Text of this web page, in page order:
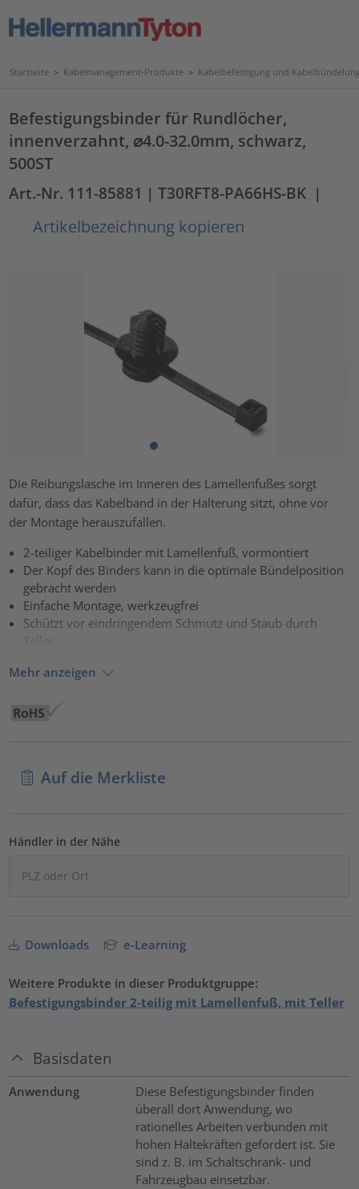
Startseite > Kabelmanagement-Produkte > Kabelbefestigung und
Befestigungsbinder für Rundlöcher,
innenverzahnt, ⌀4.0-32.0mm, schwarz,
500ST
Art.-Nr. 111-85881 | T30RFT8-PA66HS-BK |
Artikelbezeichnung kopieren
Die Reibungslasche im Inneren des Lamellenfußes sorgt
dafür, dass das Kabelband in der Halterung sitzt, ohne vor
der Montage herauszufallen.
2-teiliger Kabelbinder mit Lamellenfuß, vormontiert
Der Kopf des Binders kann in die optimale Bündelposition
gebracht werden
Einfache Montage, werkzeugfrei
Schützt vor eindringendem Schmutz und Staub durch
Mehr anzeigen
Auf die Merkliste
Händler in der Nähe
Downloads e-Learning
Weitere Produkte in dieser Produktgruppe:
Befestigungsbinder 2-teilig mit Lamellenfuß, mit Teller
Basisdaten
Anwendung
Diese Befestigungsbinder finden
überall dort Anwendung, wo
rationelles Arbeiten verbunden mit
hohen Haltekräften gefordert ist. Sie
sind z. B. im Schaltschrank- und
Fahrzeugbau einsetzbar.